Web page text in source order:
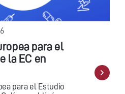
para el
la EC en
para el Estudio